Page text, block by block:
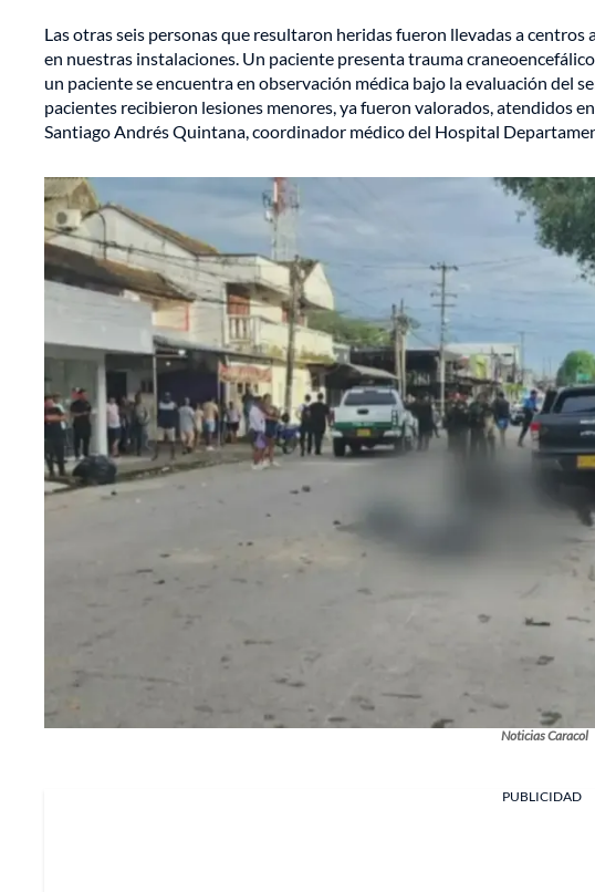
Las otras seis personas que resultaron heridas fueron llevadas a
en nuestras instalaciones. Un paciente presenta trauma
un paciente se encuentra en observación médica bajo la evaluación del
pacientes recibieron lesiones menores, ya fueron valorados, atendidos
Santiago Andrés Quintana, coordinador médico del Hospital
Noticias Caracol
PUBLICIDAD